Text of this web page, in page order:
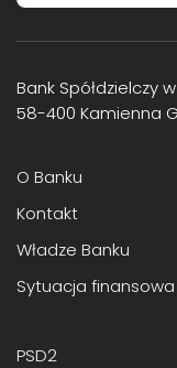
Bank Spółdzielczy
58-400 Kamienna
O Banku
Kontakt
Władze Banku
Sytuacja finansowa
PSD2